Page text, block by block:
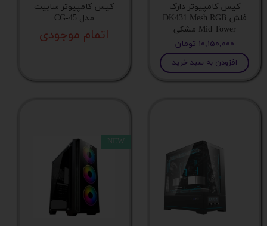
کیس کامپیوتر دارک
فلش DK431 Mesh RGB
Mid Tower مشکی
۱۰,۱۵۰,۰۰۰ تومان
افزودن به سبد خرید
کیس کامپیوتر سابیت
مدل CG-45
اتمام موجودی
NEW